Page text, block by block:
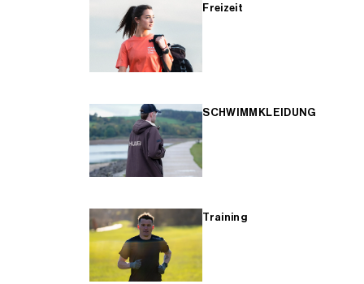
Freizeit
SCHWIMMKLEIDUNG
Training